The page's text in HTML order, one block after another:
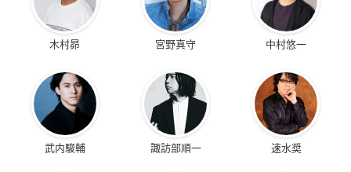
木村昴 宮野真守 中村悠一
武内駿輔 諏訪部順一 速水奨